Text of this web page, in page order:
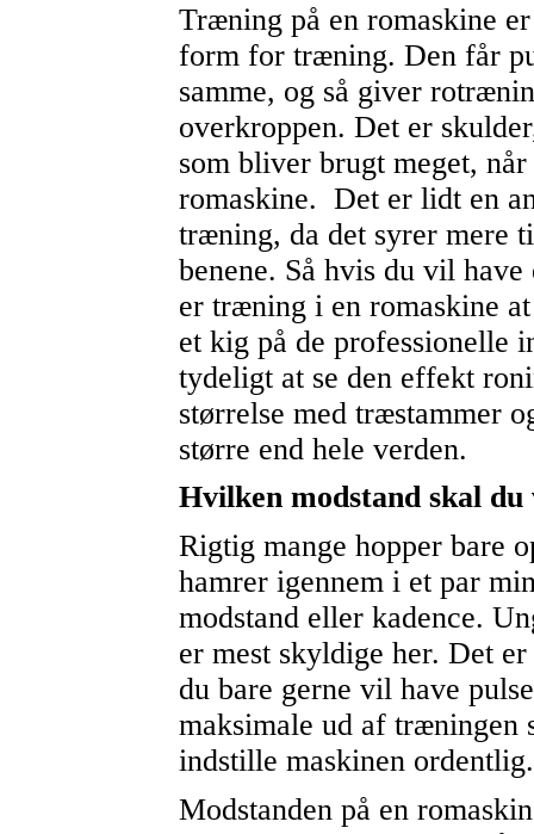
Træning på en romaskine
form for træning. Den får
samme, og så giver
overkroppen. Det er
som bliver brugt meget,
romaskine. Det er lidt en
træning, da det syrer mere
benene. Så hvis du vil
er træning i en romaskine
et kig på de professionelle
tydeligt at se den effekt
størrelse med træstammer
større end hele verden.
Hvilken modstand skal du
Rigtig mange hopper bare
hamrer igennem i et par
modstand eller kadence.
er mest skyldige her. Det
du bare gerne vil have
maksimale ud af træningen
indstille maskinen ordentlig.
Modstanden på en